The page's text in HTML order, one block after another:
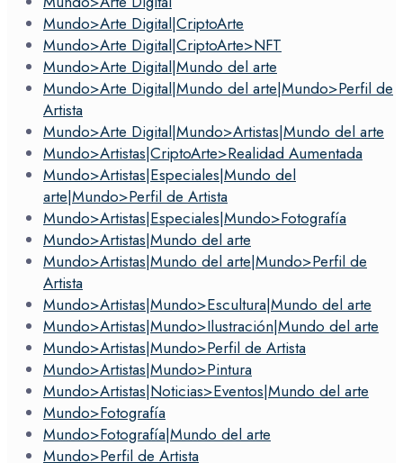
Mundo>Arte Digital|CriptoArte
Mundo>Arte Digital|CriptoArte>NFT
Mundo>Arte Digital|Mundo del arte
Mundo>Arte Digital|Mundo del arte|Mundo>Perfil de
Artista
Mundo>Arte Digital|Mundo>Artistas|Mundo del arte
Mundo>Artistas|CriptoArte>Realidad Aumentada
Mundo>Artistas|Especiales|Mundo del
arte|Mundo>Perfil de Artista
Mundo>Artistas|Especiales|Mundo>Fotografía
Mundo>Artistas|Mundo del arte
Mundo>Artistas|Mundo del arte|Mundo>Perfil de
Artista
Mundo>Artistas|Mundo>Escultura|Mundo del arte
Mundo>Artistas|Mundo>Ilustración|Mundo del arte
Mundo>Artistas|Mundo>Perfil de Artista
Mundo>Artistas|Mundo>Pintura
Mundo>Artistas|Noticias>Eventos|Mundo del arte
Mundo>Fotografía
Mundo>Fotografía|Mundo del arte
Mundo>Perfil de Artista